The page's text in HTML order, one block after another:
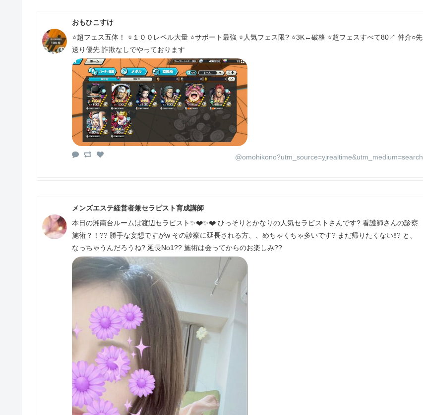
おもひこすけ
⭐️超フェス五体！ ⭐️１００レベル大量 ⭐️サポート最強 ⭐️人気フェス限? ⭐️3K←破格 ⭐️超フェスすべて80↗️ 仲介○先
送り優先 詐欺なしでやっております
@omohikono?utm_source=yjrealtime&utm_medium=search
メンズエステ経営者兼セラピスト育成講師
本日の湘南台ルームは渡辺セラピスト✨❤️✨❤️ ひっそりとかなりの人気セラピストさんです? 看護師さんの診察
施術？！?? 勝手な妄想ですがw その診察に延長される方、、めちゃくちゃ多いです? まだ帰りたくない‼️? と、
なっちゃうんだろうね? 延長No1?? 施術は会ってからのお楽しみ??